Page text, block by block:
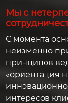
Мы с
С момента
неизменно
принципов
«ориентация
интересов